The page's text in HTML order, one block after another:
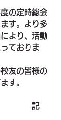
の定時総会
す。より多
より、活動
ておりま
友の皆様の
す。